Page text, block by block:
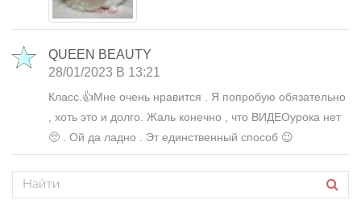
QUEEN BEAUTY
28/01/2023 В 13:21
Класс.👍Мне очень нравится . Я попробую обязательно
, хоть это и долго. Жаль конечно , что ВИДЕОурока нет
🥺 . Ой да ладно . Эт единственный способ 😉